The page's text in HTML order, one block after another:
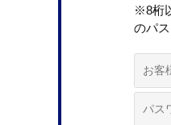
※8桁
のパ